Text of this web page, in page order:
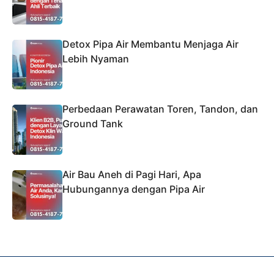
Detox Pipa Air Membantu Menjaga Air
Lebih Nyaman
Perbedaan Perawatan Toren, Tandon, dan
Ground Tank
Air Bau Aneh di Pagi Hari, Apa
Hubungannya dengan Pipa Air